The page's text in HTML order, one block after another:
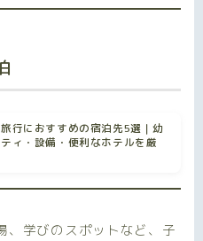
行におすすめの宿泊先5選｜幼
ィ・設備・便利なホテルを厳
、学びのスポットなど、子